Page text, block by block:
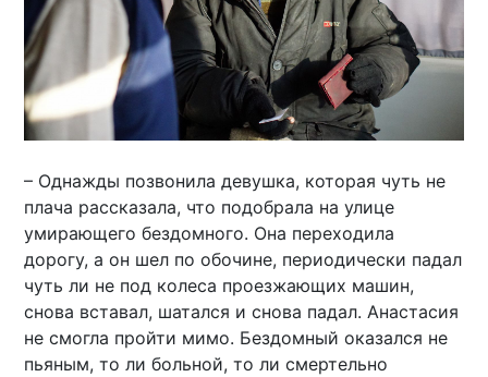
– Однажды позвонила девушка, которая чуть не
плача рассказала, что подобрала на улице
умирающего бездомного. Она переходила
дорогу, а он шел по обочине, периодически падал
чуть ли не под колеса проезжающих машин,
снова вставал, шатался и снова падал. Анастасия
не смогла пройти мимо. Бездомный оказался не
пьяным, то ли больной, то ли смертельно